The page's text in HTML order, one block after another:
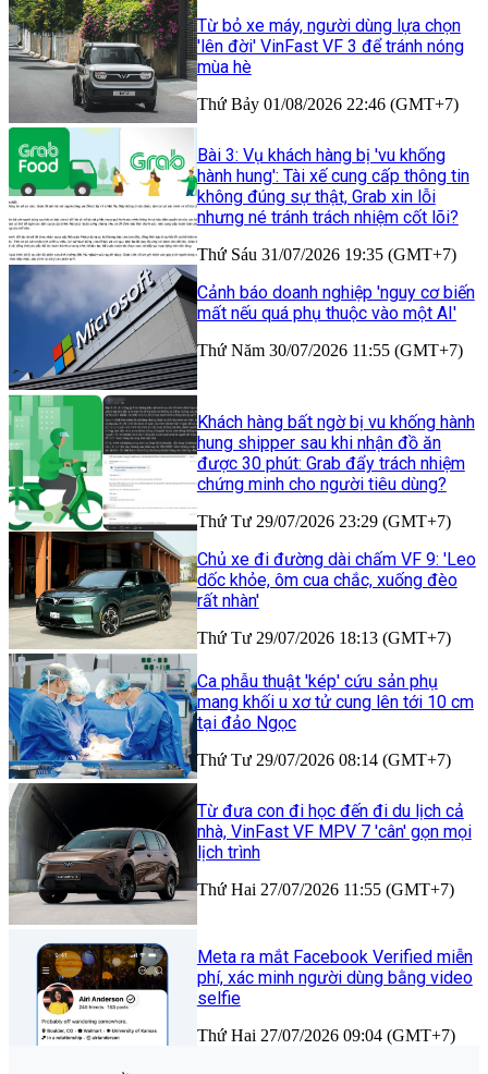
Từ bỏ xe máy, người dùng lựa chọn
'lên đời' VinFast VF 3 để tránh nóng
mùa hè
Thứ Bảy 01/08/2026 22:46 (GMT+7)
Bài 3: Vụ khách hàng bị 'vu khống
hành hung': Tài xế cung cấp thông tin
không đúng sự thật, Grab xin lỗi
nhưng né tránh trách nhiệm cốt lõi?
Thứ Sáu 31/07/2026 19:35 (GMT+7)
Cảnh báo doanh nghiệp 'nguy cơ biến
mất nếu quá phụ thuộc vào một AI'
Thứ Năm 30/07/2026 11:55 (GMT+7)
Khách hàng bất ngờ bị vu khống hành
hung shipper sau khi nhận đồ ăn
được 30 phút: Grab đẩy trách nhiệm
chứng minh cho người tiêu dùng?
Thứ Tư 29/07/2026 23:29 (GMT+7)
Chủ xe đi đường dài chấm VF 9: 'Leo
dốc khỏe, ôm cua chắc, xuống đèo
rất nhàn'
Thứ Tư 29/07/2026 18:13 (GMT+7)
Ca phẫu thuật 'kép' cứu sản phụ
mang khối u xơ tử cung lên tới 10 cm
tại đảo Ngọc
Thứ Tư 29/07/2026 08:14 (GMT+7)
Từ đưa con đi học đến đi du lịch cả
nhà, VinFast VF MPV 7 'cân' gọn mọi
lịch trình
Thứ Hai 27/07/2026 11:55 (GMT+7)
Meta ra mắt Facebook Verified miễn
phí, xác minh người dùng bằng video
selfie
Thứ Hai 27/07/2026 09:04 (GMT+7)